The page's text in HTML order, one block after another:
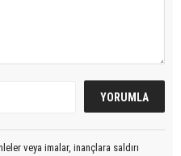
veya imalar, inançlara saldırı